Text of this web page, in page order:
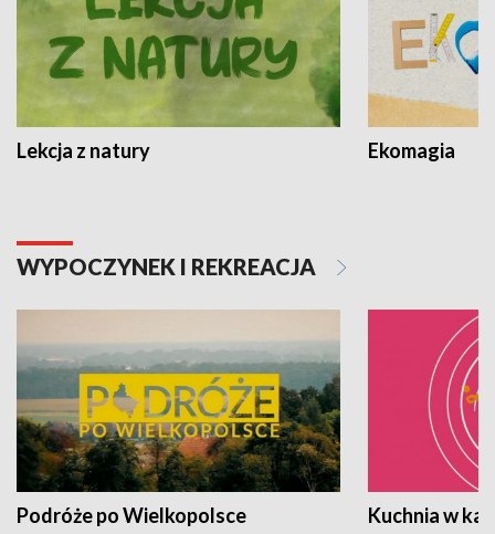
Lekcja z natury Ekomagia
WYPOCZYNEK I REKREACJA
Podróże po Wielkopolsce Kuchnia w